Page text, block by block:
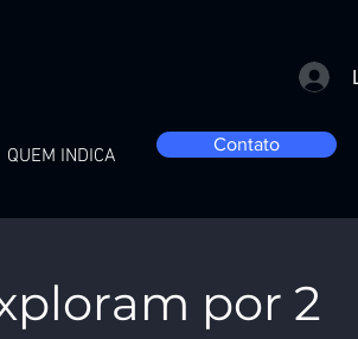
QUEM INDICA
Contato
por 2